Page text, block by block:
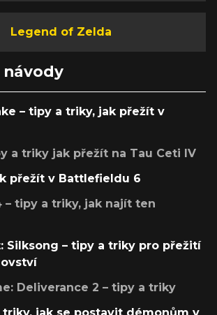
Legend of Zelda
návody
– tipy a triky, jak přežít v
a triky jak přežít na Tau Ceti IV
přežít v Battlefieldu 6
– tipy a triky, jak najít ten
Silksong – tipy a triky pro přežití
Deliverance 2 – tipy a triky